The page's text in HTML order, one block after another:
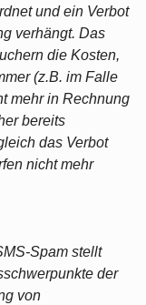
und ein Verbot
verhängt. Das
die Kosten,
(z.B. im Falle
mehr in Rechnung
bereits
das Verbot
nicht mehr
Spam stellt
der
von